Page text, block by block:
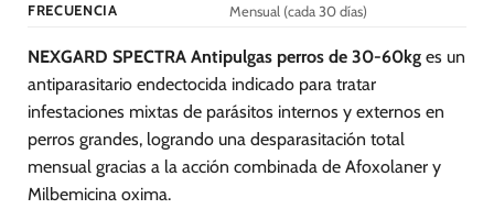
FRECUENCIA
Mensual (cada 30 días)
NEXGARD SPECTRA Antipulgas perros de 30-60kg es un
antiparasitario endectocida indicado para tratar
infestaciones mixtas de parásitos internos y externos en
perros grandes, logrando una desparasitación total
mensual gracias a la acción combinada de Afoxolaner y
Milbemicina oxima.